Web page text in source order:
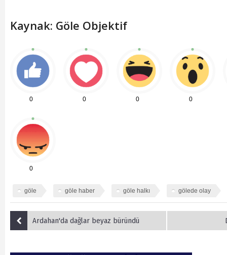
Kaynak: Göle Objektif
0 0 0 0
0
göle göle haber göle halkı gölede olay
Ardahan'da dağlar beyaz büründü